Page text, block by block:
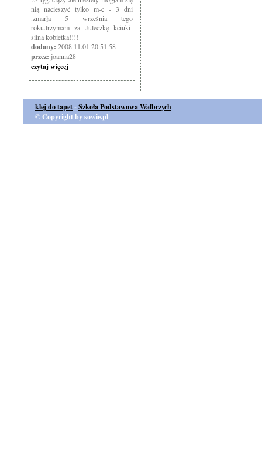
nią nacieszyć tylko m-c - 3 dni
.zmarła 5 września tego
roku.trzymam za Juleczkę kciuki-
silna kobietka!!!!
dodany: 2008.11.01 20:51:58
przez: joanna28
czytaj więcej
klej do tapet-Szkoła Podstawowa Wałbrzych
© Copyright by sowie.pl